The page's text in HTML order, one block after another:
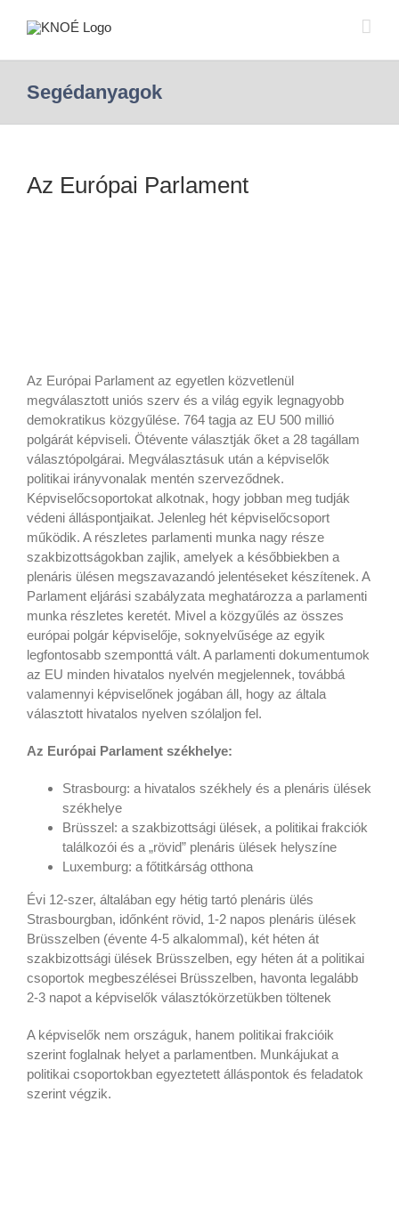
Segédanyagok
Az Európai Parlament
Az Európai Parlament az egyetlen közvetlenül
megválasztott uniós szerv és a világ egyik legnagyobb
demokratikus közgyűlése. 764 tagja az EU 500 millió
polgárát képviseli. Ötévente választják őket a 28 tagállam
választópolgárai. Megválasztásuk után a képviselők
politikai irányvonalak mentén szerveződnek.
Képviselőcsoportokat alkotnak, hogy jobban meg tudják
védeni álláspontjaikat. Jelenleg hét képviselőcsoport
működik. A részletes parlamenti munka nagy része
szakbizottságokban zajlik, amelyek a későbbiekben a
plenáris ülésen megszavazandó jelentéseket készítenek. A
Parlament eljárási szabályzata meghatározza a parlamenti
munka részletes keretét. Mivel a közgyűlés az összes
európai polgár képviselője, soknyelvűsége az egyik
legfontosabb szemponttá vált. A parlamenti dokumentumok
az EU minden hivatalos nyelvén megjelennek, továbbá
valamennyi képviselőnek jogában áll, hogy az általa
választott hivatalos nyelven szólaljon fel.
Az Európai Parlament székhelye:
Strasbourg: a hivatalos székhely és a plenáris ülések
székhelye
Brüsszel: a szakbizottsági ülések, a politikai frakciók
találkozói és a „rövid” plenáris ülések helyszíne
Luxemburg: a főtitkárság otthona
Évi 12-szer, általában egy hétig tartó plenáris ülés
Strasbourgban, időnként rövid, 1-2 napos plenáris ülések
Brüsszelben (évente 4-5 alkalommal), két héten át
szakbizottsági ülések Brüsszelben, egy héten át a politikai
csoportok megbeszélései Brüsszelben, havonta legalább
2-3 napot a képviselők választókörzetükben töltenek
A képviselők nem országuk, hanem politikai frakcióik
szerint foglalnak helyet a parlamentben. Munkájukat a
politikai csoportokban egyeztetett álláspontok és feladatok
szerint végzik.